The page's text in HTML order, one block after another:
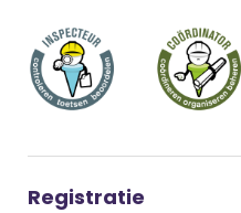
Registratie